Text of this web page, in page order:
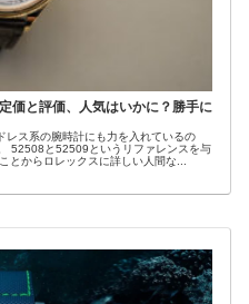
価と評価、人気はいかに？勝手に
ス系の腕時計にも力を入れているの
52508と52509というリファレンスを与
とからロレックスに詳しい人間な...